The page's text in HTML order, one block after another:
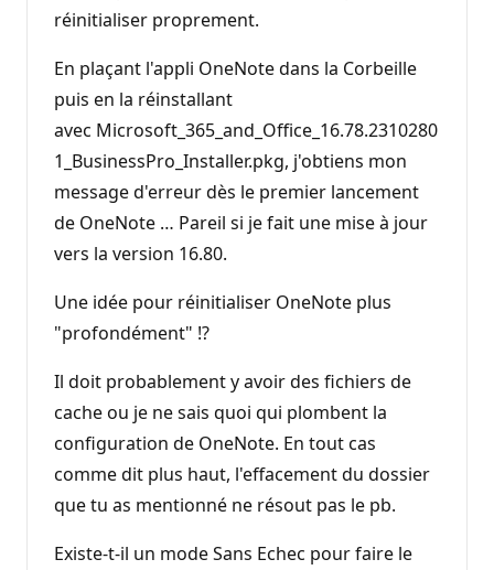
réinitialiser proprement.
En plaçant l'appli OneNote dans la Corbeille
puis en la réinstallant
avec Microsoft_365_and_Office_16.78.2310280
1_BusinessPro_Installer.pkg, j'obtiens mon
message d'erreur dès le premier lancement
de OneNote … Pareil si je fait une mise à jour
vers la version 16.80.
Une idée pour réinitialiser OneNote plus
"profondément" !?
Il doit probablement y avoir des fichiers de
cache ou je ne sais quoi qui plombent la
configuration de OneNote. En tout cas
comme dit plus haut, l'effacement du dossier
que tu as mentionné ne résout pas le pb.
Existe-t-il un mode Sans Echec pour faire le